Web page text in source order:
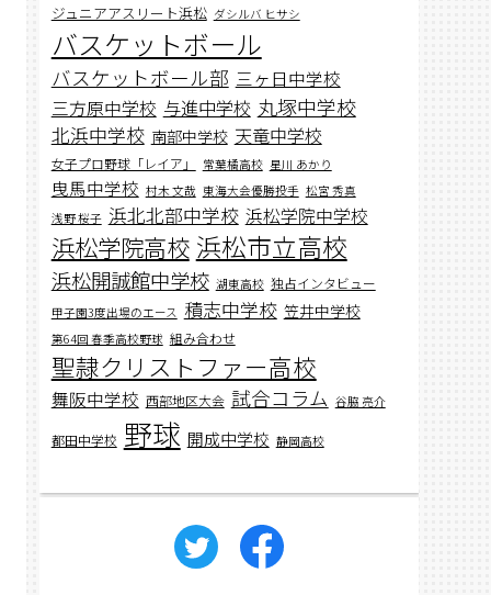
ジュニアアスリート浜松 ダシルバ ヒサシ
バスケットボール
バスケットボール部 三ヶ日中学校
三方原中学校 与進中学校 丸塚中学校
北浜中学校 南部中学校 天竜中学校
女子プロ野球「レイア」 常葉橘高校 星川 あかり
曳馬中学校 村木 文哉 東海大会優勝投手 松宮 秀真
浅野 桜子 浜北北部中学校 浜松学院中学校
浜松学院高校 浜松市立高校
浜松開誠館中学校 湖東高校 独占インタビュー
甲子園3度出場のエース 積志中学校 笠井中学校
第64回 春季高校野球 組み合わせ
聖隷クリストファー高校
舞阪中学校 西部地区大会 試合コラム 谷脇 亮介
都田中学校 野球 開成中学校 静岡高校